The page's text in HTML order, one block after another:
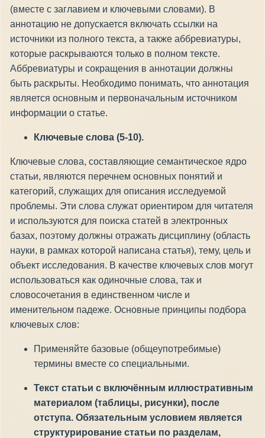
(вместе с заглавием и ключевыми словами). В
аннотацию не допускается включать ссылки на
источники из полного текста, а также аббревиатуры,
которые раскрываются только в полном тексте.
Аббревиатуры и сокращения в аннотации должны
быть раскрыты. Необходимо понимать, что аннотация
является основным и первоначальным источником
информации о статье.
Ключевые слова (5-10).
Ключевые слова, составляющие семантическое ядро
статьи, являются перечнем основных понятий и
категорий, служащих для описания исследуемой
проблемы. Эти слова служат ориентиром для читателя
и используются для поиска статей в электронных
базах, поэтому должны отражать дисциплину (область
науки, в рамках которой написана статья), тему, цель и
объект исследования. В качестве ключевых слов могут
использоваться как одиночные слова, так и
словосочетания в единственном числе и
именительном падеже. Основные принципы подбора
ключевых слов:
Применяйте базовые (общеупотребимые)
термины вместе со специальными.
Текст статьи с включённым иллюстративным
материалом (таблицы, рисунки), после
отступа. Обязательным условием является
структурирование статьи по разделам,